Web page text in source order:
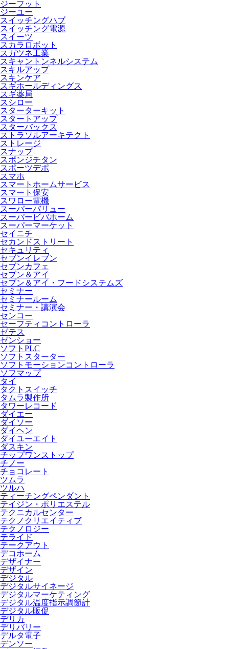
ジーフット
ジーユー
スイッチングハブ
スイッチング電源
スイーツ
スカラロボット
スガツネ工業
スキャントンネルシステム
スキルアップ
スキンケア
スギホールディングス
スギ薬局
スシロー
スターターキット
スタートアップ
スターバックス
ストラソルアーキテクト
ストレージ
スナップ
スポンジチタン
スポーツデポ
スマホ
スマートホームサービス
スマート保安
スワロー電機
スーパーバリュー
スーパービバホーム
スーパーマーケット
セイニチ
セカンドストリート
セキュリティ
セブンイレブン
セブンカフェ
セブン＆アイ
セブン＆アイ・フードシステムズ
セミナー
セミナールーム
セミナー・講演会
センコー
セーフティコントローラ
ゼテス
ゼンショー
ソフトPLC
ソフトスターター
ソフトモーションコントローラ
ソフマップ
タイ
タクトスイッチ
タムラ製作所
タワーレコード
ダイエー
ダイソー
ダイヘン
ダイユーエイト
ダスキン
チップワンストップ
チノー
チョコレート
ツムラ
ツルハ
ティーチングペンダント
テイジン・ポリエステル
テクニカルセンター
テクノクリエイティブ
テクノロジー
テライド
テークアウト
デコホーム
デザイナー
デザイン
デジタル
デジタルサイネージ
デジタルマーケティング
デジタル温度指示調節計
デジタル販促
デリカ
デリバリー
デルタ電子
デンソー